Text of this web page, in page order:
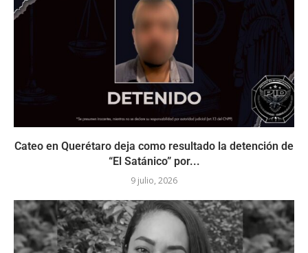
Cateo en Querétaro deja como resultado la detención de
“El Satánico” por...
9 julio, 2026